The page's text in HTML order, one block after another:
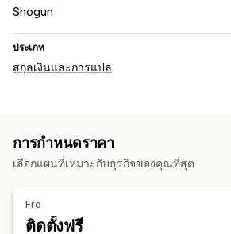
Shogun
ประเภท
สกุลเงินและการแปล
การออกแบบตัวสวิตช์
การแปลหลายรายการ
กา
การกำหนดราคา
เลือกแผนที่เหมาะกับธุรกิจของคุณที่สุด
Fre
ติดตั้งฟรี